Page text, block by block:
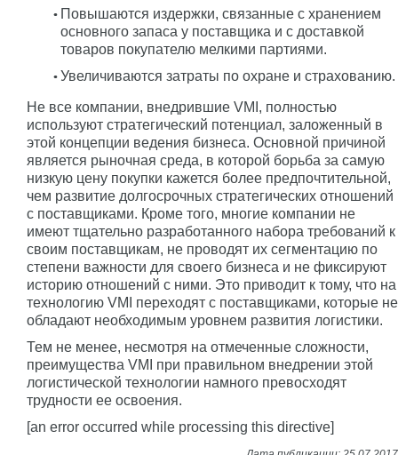
Повышаются издержки, связанные с хранением
основного запаса у поставщика и с доставкой
товаров покупателю мелкими партиями.
Увеличиваются затраты по охране и страхованию.
Не все компании, внедрившие VMI, полностью
используют стратегический потенциал, заложенный в
этой концепции ведения бизнеса. Основной причиной
является рыночная среда, в которой борьба за самую
низкую цену покупки кажется более предпочтительной,
чем развитие долгосрочных стратегических отношений
с поставщиками. Кроме того, многие компании не
имеют тщательно разработанного набора требований к
своим поставщикам, не проводят их сегментацию по
степени важности для своего бизнеса и не фиксируют
историю отношений с ними. Это приводит к тому, что на
технологию VMI переходят с поставщиками, которые не
обладают необходимым уровнем развития логистики.
Тем не менее, несмотря на отмеченные сложности,
преимущества VMI при правильном внедрении этой
логистической технологии намного превосходят
трудности ее освоения.
[an error occurred while processing this directive]